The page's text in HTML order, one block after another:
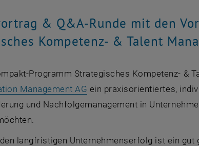
& Q&A-Runde mit den
Kompetenz- & Talent
Programm Strategisches Kompetenz- &
Management AG , opens an external URL in
ein praxisorientiertes,
und Nachfolgemanagement in
langfristigen Unternehmenserfolg ist ein